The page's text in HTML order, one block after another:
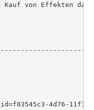
Kauf von Effekten dar.
4d76-11f1-